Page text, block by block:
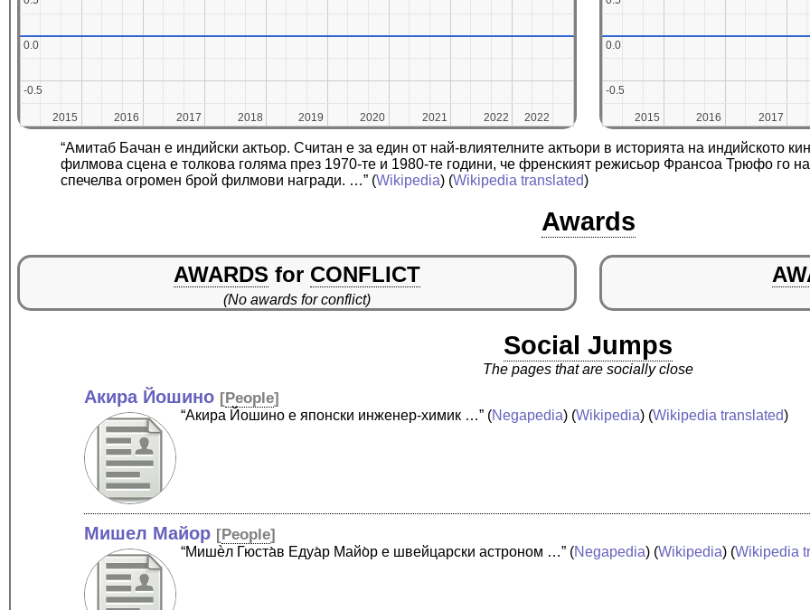
2015
2015 2016
2016 2017
2017 2018
2018 2019
2019 2020
2020 2021
2021 2022
2022 2022
2022
-0.5
-0.5
0.0
0.0
2015
2015 2016
2016 2017
2017
-0.5
-0.5
0.0
0.0
“Амитаб Бачан е индийски актьор. Считан е за един от най-влиятелните актьори в историята на индийското
филмова сцена е толкова голяма през 1970-те и 1980-те години, че френският режисьор Франсоа Трюфо го
спечелва огромен брой филмови награди. …” (Wikipedia) (Wikipedia translated)
Awards
AWARDS for CONFLICT
(No awards for conflict)
Social Jumps
The pages that are socially close
Акира Йошино [People]
“Акира Йошино е японски инженер-химик …” (Negapedia) (Wikipedia) (Wikipedia translated)
Мишел Майор [People]
“Мишѐл Гюста̀в Едуа̀р Майо̀р е швейцарски астроном …” (Negapedia) (Wikipedia) (Wikipedia